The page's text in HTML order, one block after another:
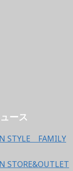
ース
STYLE FAMILY
STORE&OUTLET